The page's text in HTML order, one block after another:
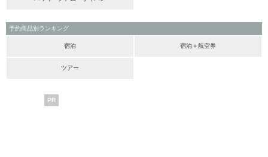
予約商品別ランキング
宿泊 宿泊＋航空券
ツアー
PR